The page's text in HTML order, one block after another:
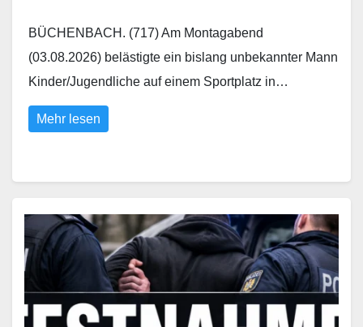
BÜCHENBACH. (717) Am Montagabend
(03.08.2026) belästigte ein bislang unbekannter Mann
Kinder/Jugendliche auf einem Sportplatz in…
Mehr lesen